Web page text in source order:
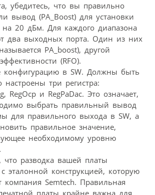
убедитесь, что вы правильно
вывод (PA_Boost) для установки
20 дБм. Для каждого диапазона
два выходных порта. Один из них
PA_boost), другой
(RFO).
конфигурацию в SW. Должны быть
настроены три регистра:
RegOcp и RegPaDac. Это означает,
выбрать правильный вывод
для правильного выхода в SW, а
правильное значение,
необходимому уровню
что разводка вашей платы
с эталонной конструкцией, которую
компания Semtech. Правильная